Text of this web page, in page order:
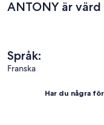
ANTONY är värd
Språk:
Franska
Har du några